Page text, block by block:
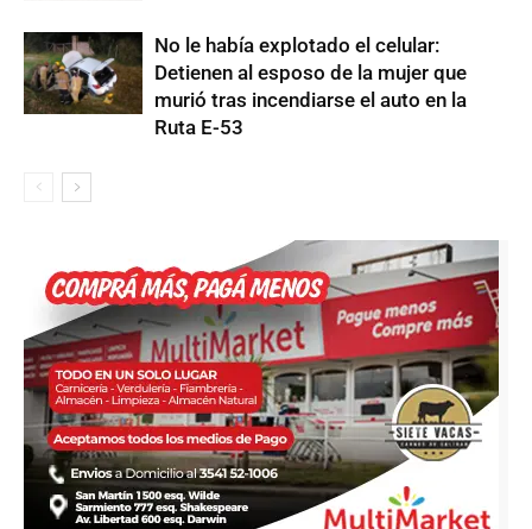
No le había explotado el celular:
Detienen al esposo de la mujer que
murió tras incendiarse el auto en la
Ruta E-53